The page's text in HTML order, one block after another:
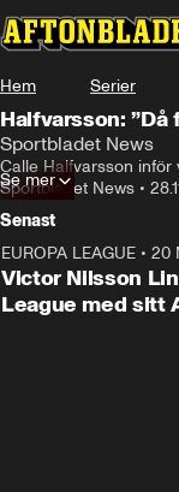
Hem Serier
Halfvarsson: ”Då
Sportbladet News
Calle Halfvarsson inför
Sportbladet News •
Se mer
Senast
EUROPA LEAGUE • 20
Victor Nilsson
League med sitt